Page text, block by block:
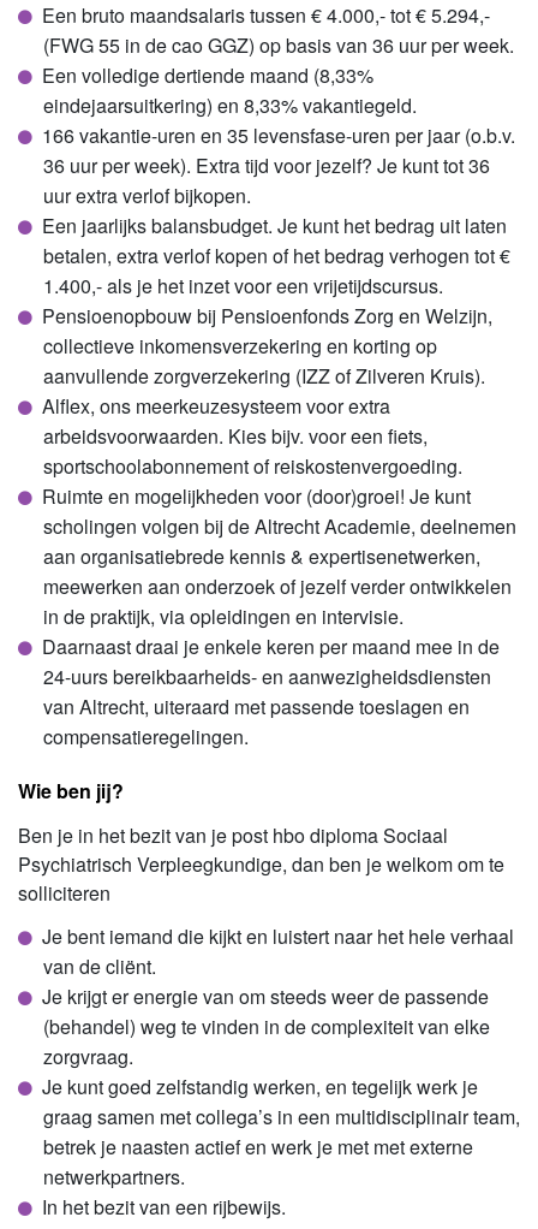
Een bruto maandsalaris tussen € 4.000,- tot € 5.294,-
(FWG 55 in de cao GGZ) op basis van 36 uur per week.
Een volledige dertiende maand (8,33%
eindejaarsuitkering) en 8,33% vakantiegeld.
166 vakantie-uren en 35 levensfase-uren per jaar (o.b.v.
36 uur per week). Extra tijd voor jezelf? Je kunt tot 36
uur extra verlof bijkopen.
Een jaarlijks balansbudget. Je kunt het bedrag uit laten
betalen, extra verlof kopen of het bedrag verhogen tot €
1.400,- als je het inzet voor een vrijetijdscursus.
Pensioenopbouw bij Pensioenfonds Zorg en Welzijn,
collectieve inkomensverzekering en korting op
aanvullende zorgverzekering (IZZ of Zilveren Kruis).
Alflex, ons meerkeuzesysteem voor extra
arbeidsvoorwaarden. Kies bijv. voor een fiets,
sportschoolabonnement of reiskostenvergoeding.
Ruimte en mogelijkheden voor (door)groei! Je kunt
scholingen volgen bij de Altrecht Academie, deelnemen
aan organisatiebrede kennis & expertisenetwerken,
meewerken aan onderzoek of jezelf verder ontwikkelen
in de praktijk, via opleidingen en intervisie.
Daarnaast draai je enkele keren per maand mee in de
24-uurs bereikbaarheids- en aanwezigheidsdiensten
van Altrecht, uiteraard met passende toeslagen en
compensatieregelingen.
Wie ben jij?
Ben je in het bezit van je post hbo diploma Sociaal
Psychiatrisch Verpleegkundige, dan ben je welkom om te
solliciteren
Je bent iemand die kijkt en luistert naar het hele verhaal
van de cliënt.
Je krijgt er energie van om steeds weer de passende
(behandel) weg te vinden in de complexiteit van elke
zorgvraag.
Je kunt goed zelfstandig werken, en tegelijk werk je
graag samen met collega’s in een multidisciplinair team,
betrek je naasten actief en werk je met met externe
netwerkpartners.
In het bezit van een rijbewijs.